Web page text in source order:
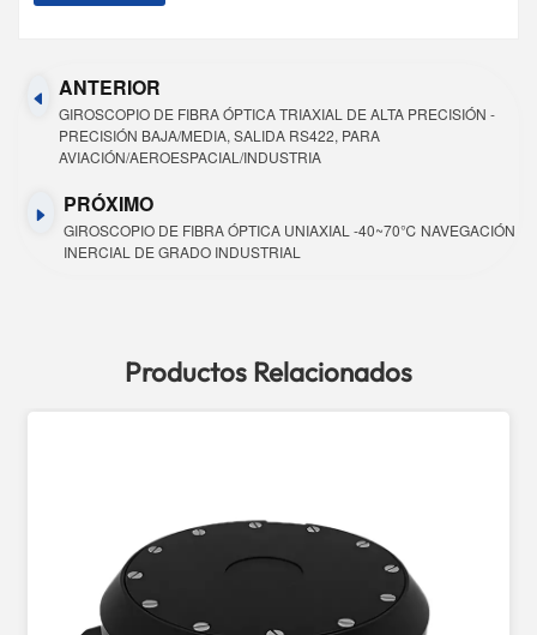
ANTERIOR
GIROSCOPIO DE FIBRA ÓPTICA TRIAXIAL DE ALTA PRECISIÓN -
PRECISIÓN BAJA/MEDIA, SALIDA RS422, PARA
AVIACIÓN/AEROESPACIAL/INDUSTRIA
PRÓXIMO
GIROSCOPIO DE FIBRA ÓPTICA UNIAXIAL -40~70℃ NAVEGACIÓN
INERCIAL DE GRADO INDUSTRIAL
Productos Relacionados